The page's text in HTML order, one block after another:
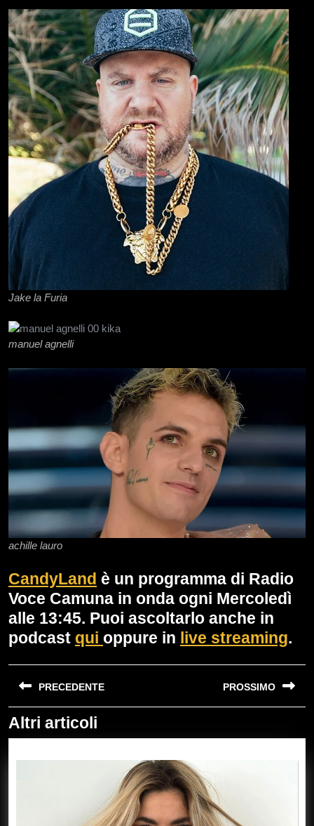
Jake la Furia
manuel agnelli
achille lauro
CandyLand è un programma di Radio
Voce Camuna in onda ogni Mercoledì
alle 13:45. Puoi ascoltarlo anche in
podcast qui oppure in live streaming.
Navigazione
articoliPRECEDENTE
Previous
post:
PROSSIMO
post:
Altri articoli